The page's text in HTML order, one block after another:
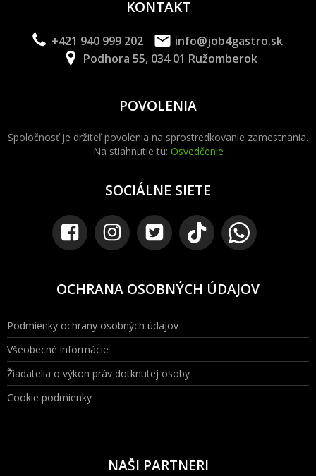
KONTAKT
+421 940 999 202
info@job4gastro.sk
Podhora 55, 034 01 Ružomberok
POVOLENIA
Spoločnosť je držiteľ povolenia na sprostredkovanie zamestnania.
Na stiahnutie tu: Osvedčenie
SOCIÁLNE SIETE
OCHRANA OSOBNÝCH ÚDAJOV
Podmienky ochrany osobných údajov
Všeobecné informácie
Žiadatelia o výkon práv dotknutej osoby
Cookie podmienky
NAŠI PARTNERI